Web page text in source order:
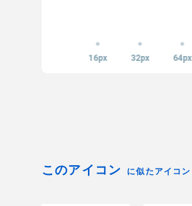
16px 32px 64px
このアイコン に似たアイコン